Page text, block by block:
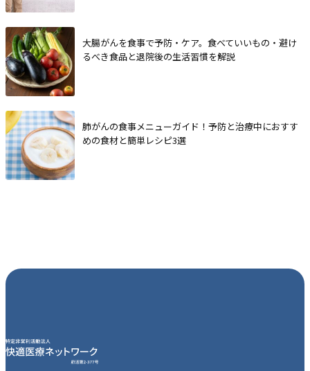
大腸がんを食事で予防・ケア。食べていいもの・避け
るべき食品と退院後の生活習慣を解説
肺がんの食事メニューガイド！予防と治療中におすす
めの食材と簡単レシピ3選